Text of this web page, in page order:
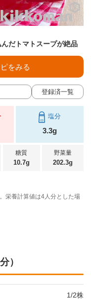
だトマトスープが絶品
登録済一覧
をみる
塩分
3.3g
糖質
10.7g
野菜量
202.3g
栄養計算値は4人分とした場
）
1/2株